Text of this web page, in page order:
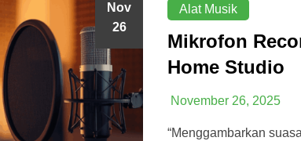
Nov
26
Alat Musik
Mikrofon
Home Studio
November 26, 2025
“Menggambarkan